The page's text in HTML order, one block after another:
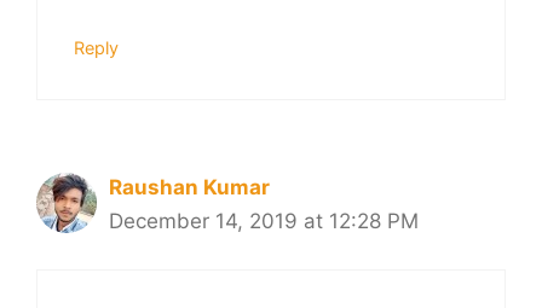
Reply
Raushan Kumar
December 14, 2019 at 12:28 PM